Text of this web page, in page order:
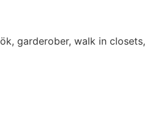
garderober, walk in closets,